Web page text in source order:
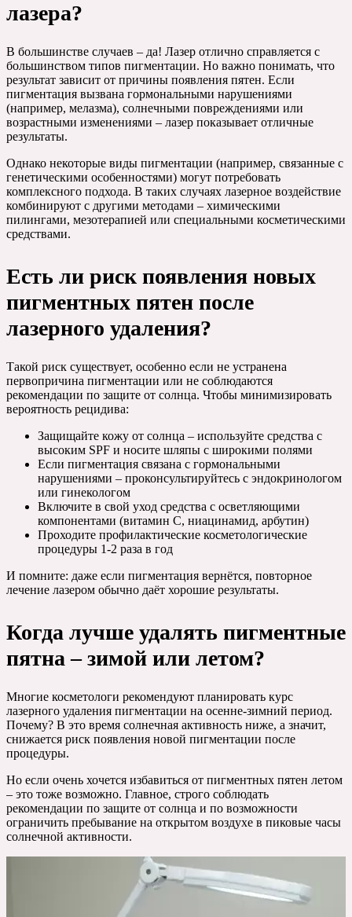
лазера?
В большинстве случаев – да! Лазер отлично справляется с
большинством типов пигментации. Но важно понимать, что
результат зависит от причины появления пятен. Если
пигментация вызвана гормональными нарушениями
(например, мелазма), солнечными повреждениями или
возрастными изменениями – лазер показывает отличные
результаты.
Однако некоторые виды пигментации (например, связанные с
генетическими особенностями) могут потребовать
комплексного подхода. В таких случаях лазерное воздействие
комбинируют с другими методами – химическими
пилингами, мезотерапией или специальными косметическими
средствами.
Есть ли риск появления новых
пигментных пятен после
лазерного удаления?
Такой риск существует, особенно если не устранена
первопричина пигментации или не соблюдаются
рекомендации по защите от солнца. Чтобы минимизировать
вероятность рецидива:
Защищайте кожу от солнца – используйте средства с
высоким SPF и носите шляпы с широкими полями
Если пигментация связана с гормональными
нарушениями – проконсультируйтесь с эндокринологом
или гинекологом
Включите в свой уход средства с осветляющими
компонентами (витамин С, ниацинамид, арбутин)
Проходите профилактические косметологические
процедуры 1-2 раза в год
И помните: даже если пигментация вернётся, повторное
лечение лазером обычно даёт хорошие результаты.
Когда лучше удалять пигментные
пятна – зимой или летом?
Многие косметологи рекомендуют планировать курс
лазерного удаления пигментации на осенне-зимний период.
Почему? В это время солнечная активность ниже, а значит,
снижается риск появления новой пигментации после
процедуры.
Но если очень хочется избавиться от пигментных пятен летом
– это тоже возможно. Главное, строго соблюдать
рекомендации по защите от солнца и по возможности
ограничить пребывание на открытом воздухе в пиковые часы
солнечной активности.